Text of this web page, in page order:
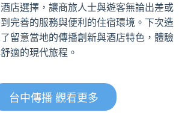
店選擇，讓商旅人士與遊客無論出差或
完善的服務與便利的住宿環境。下次造
留意當地的傳播創新與酒店特色，體驗
適的現代旅程。
台中傳播 觀看更多